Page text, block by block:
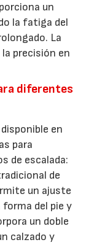
un
la fatiga del
La
precisión en
diferentes
en
para
de escalada:
de
un ajuste
del pie y
un doble
calzado y